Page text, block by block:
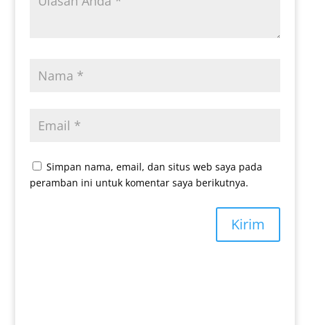
Simpan nama, email, dan situs web saya pada
peramban ini untuk komentar saya berikutnya.
Kirim